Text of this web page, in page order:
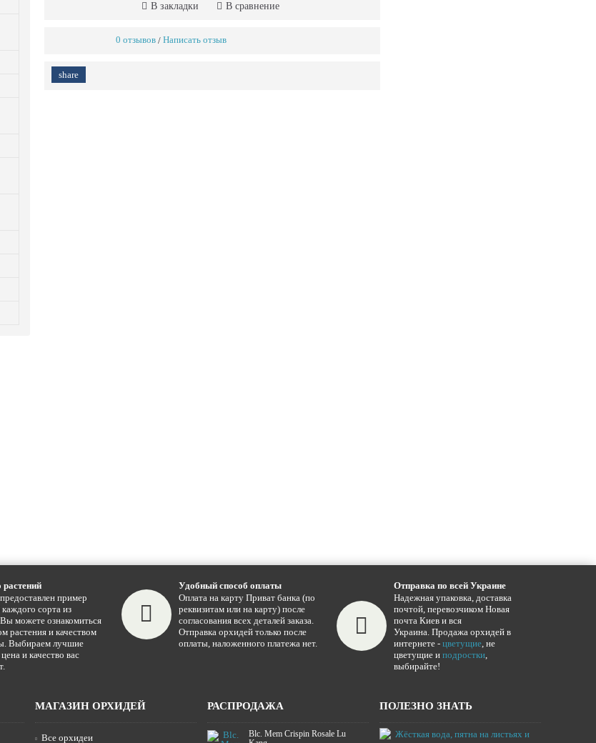
В закладки В сравнение
0 отзывов / Написать отзыв
share
растений
пример
сорта из
можете ознакомиться
растения и качеством
Выбираем лучшие
и качество вас
Удобный способ оплаты
Оплата на карту Приват банка (по
реквизитам или на карту) после
согласования всех деталей заказа.
Отправка орхидей только после
оплаты, наложенного платежа нет.
Отправка по всей Украине
Надежная упаковка, доставка
почтой, перевозчиком Новая
почта Киев и вся
Украина. Продажа орхидей в
интернете - цветущие, не
цветущие и подростки,
выбирайте!
МАГАЗИН ОРХИДЕЙ
Все орхидеи
РАСПРОДАЖА
Blc. Mem Crispin Rosale Lu
ПОЛЕЗНО ЗНАТЬ